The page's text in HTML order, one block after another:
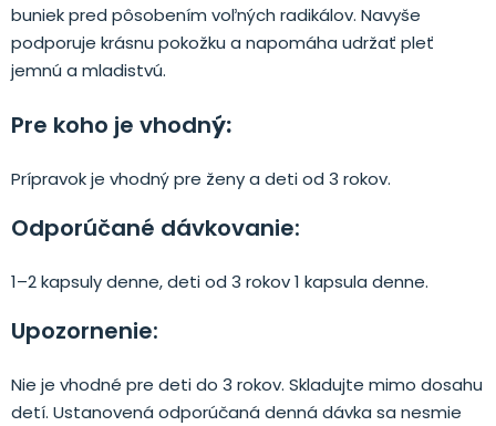
buniek pred pôsobením voľných radikálov. Navyše
podporuje krásnu pokožku a napomáha udržať pleť
jemnú a mladistvú.
Pre koho je vhodný:
Prípravok je vhodný pre ženy a deti od 3 rokov.
Odporúčané dávkovanie:
1–2 kapsuly denne, deti od 3 rokov 1 kapsula denne.
Upozornenie:
Nie je vhodné pre deti do 3 rokov. Skladujte mimo dosahu
detí. Ustanovená odporúčaná denná dávka sa nesmie